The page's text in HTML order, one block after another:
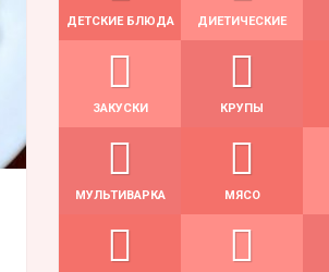
ДЕТСКИЕ БЛЮДА ДИЕТИЧЕСКИЕ
ЗАКУСКИ КРУПЫ
МУЛЬТИВАРКА МЯСО